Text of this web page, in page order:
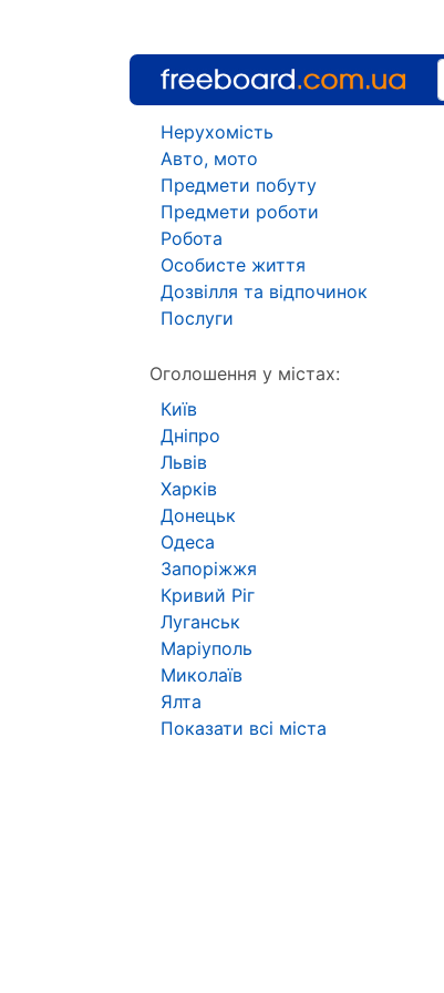
Нерухомість
Авто, мото
Предмети побуту
Предмети роботи
Робота
Особисте життя
Дозвілля та відпочинок
Послуги
Оголошення у містах:
Київ
Дніпро
Львів
Харків
Донецьк
Одеса
Запоріжжя
Кривий Ріг
Луганськ
Маріуполь
Миколаїв
Ялта
Показати всі міста